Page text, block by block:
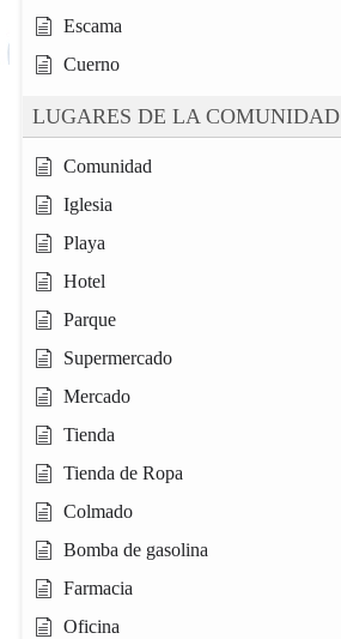
Escama
Cuerno
LUGARES DE LA COMUNIDAD
Comunidad
Iglesia
Playa
Hotel
Parque
Supermercado
Mercado
Tienda
Tienda de Ropa
Colmado
Bomba de gasolina
Farmacia
Oficina